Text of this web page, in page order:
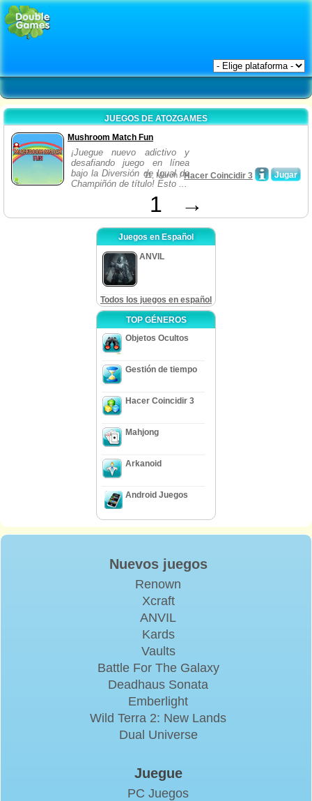
JUEGOS DE ATOZGAMES
Mushroom Match Fun
¡Juegue nuevo adictivo y
desafiando juego en línea
bajo la Diversión de Igual de
Champiñón de título! Esto ...
Jugar
11, March /Hacer Coincidir 3
1 →
Juegos en Español
ANVIL
Todos los juegos en español
TOP GÉNEROS
Objetos Ocultos
Gestión de tiempo
Hacer Coincidir 3
Mahjong
Arkanoid
Android Juegos
Nuevos juegos
Renown
Xcraft
ANVIL
Kards
Vaults
Battle For The Galaxy
Deadhaus Sonata
Emberlight
Wild Terra 2: New Lands
Dual Universe
Juegue
PC Juegos